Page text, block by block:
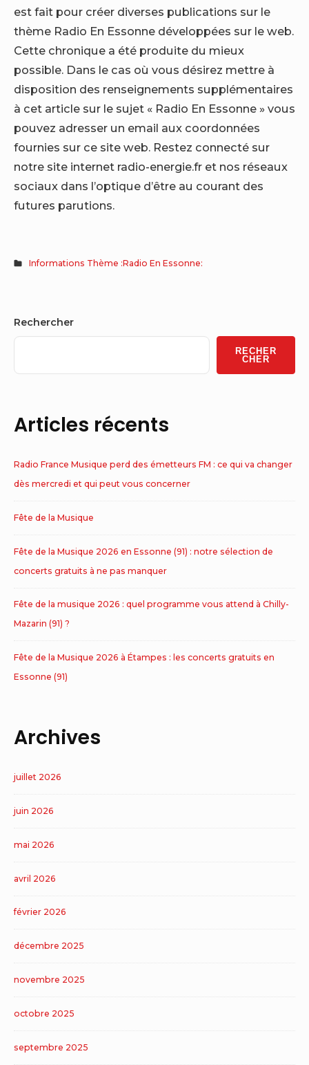
est fait pour créer diverses publications sur le
thème Radio En Essonne développées sur le web.
Cette chronique a été produite du mieux
possible. Dans le cas où vous désirez mettre à
disposition des renseignements supplémentaires
à cet article sur le sujet « Radio En Essonne » vous
pouvez adresser un email aux coordonnées
fournies sur ce site web. Restez connecté sur
notre site internet radio-energie.fr et nos réseaux
sociaux dans l’optique d’être au courant des
futures parutions.
Informations Thème :Radio En Essonne:
Sidebar
Widget
Area
Rechercher
RECHER
CHER
Articles récents
Radio France Musique perd des émetteurs FM : ce qui va changer
dès mercredi et qui peut vous concerner
Fête de la Musique
Fête de la Musique 2026 en Essonne (91) : notre sélection de
concerts gratuits à ne pas manquer
Fête de la musique 2026 : quel programme vous attend à Chilly-
Mazarin (91) ?
Fête de la Musique 2026 à Étampes : les concerts gratuits en
Essonne (91)
Archives
juillet 2026
juin 2026
mai 2026
avril 2026
février 2026
décembre 2025
novembre 2025
octobre 2025
septembre 2025